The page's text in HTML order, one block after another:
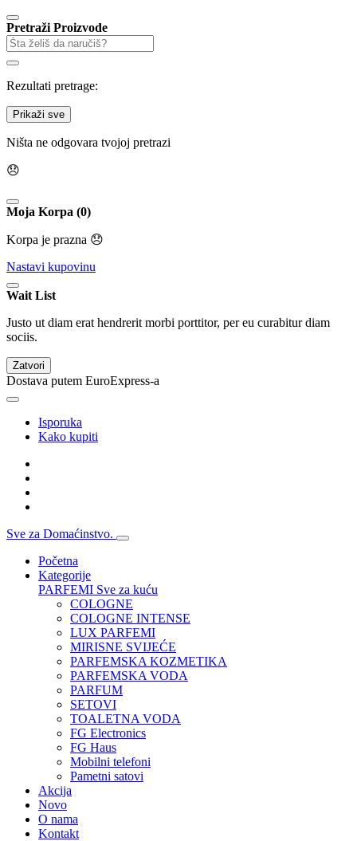
Pretraži Proizvode
Rezultati pretrage:
Prikaži sve
Ništa ne odgovara tvojoj pretrazi
😞
Moja Korpa (0)
Korpa je prazna 😞
Nastavi kupovinu
Wait List
Justo ut diam erat hendrerit morbi porttitor, per eu curabitur diam
sociis.
Zatvori
Dostava putem EuroExpress-a
Isporuka
Kako kupiti
Sve za Domaćinstvo.
Početna
Kategorije
PARFEMI Sve za kuću
COLOGNE
COLOGNE INTENSE
LUX PARFEMI
MIRISNE SVIJEĆE
PARFEMSKA KOZMETIKA
PARFEMSKA VODA
PARFUM
SETOVI
TOALETNA VODA
FG Electronics
FG Haus
Mobilni telefoni
Pametni satovi
Akcija
Novo
O nama
Kontakt